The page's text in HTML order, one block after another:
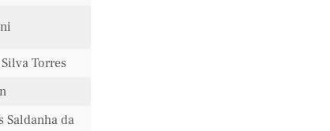
Torres
Saldanha da